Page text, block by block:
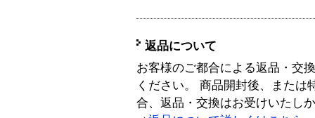
返品について
お客様のご都合による返品・交
ください。 商品開封後、または
合、返品・交換はお受けいたし